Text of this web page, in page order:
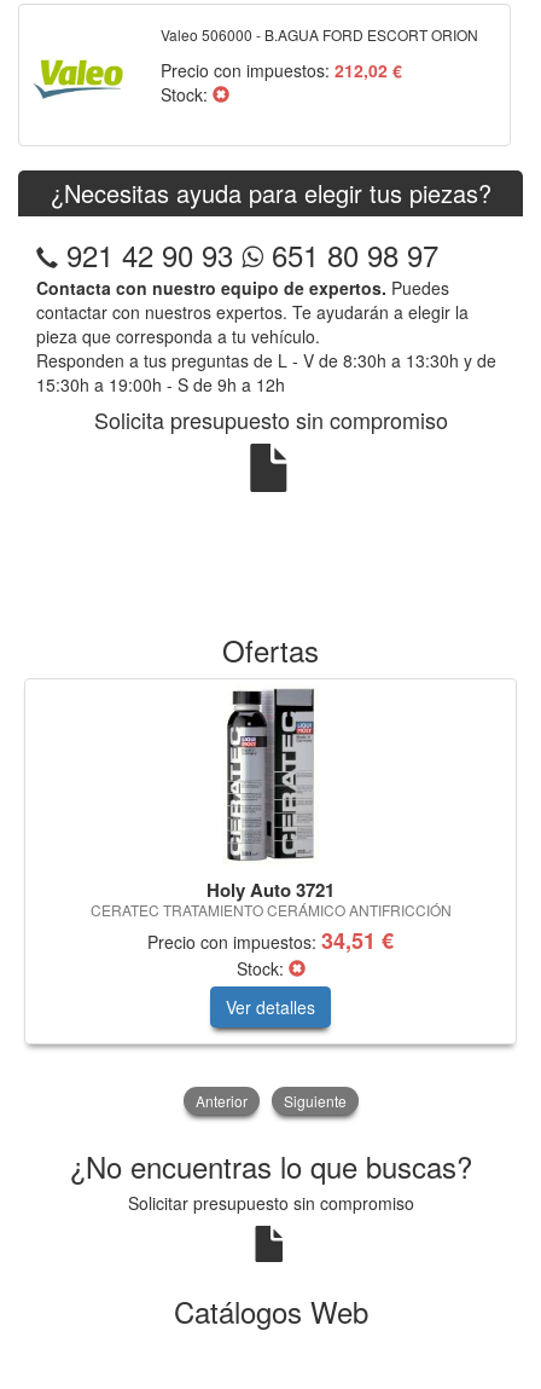
Valeo 506000 - B.AGUA FORD ESCORT ORION
Precio con impuestos: 212,02 €
Stock:
¿Necesitas ayuda para elegir tus piezas?
921 42 90 93 651 80 98 97
Contacta con nuestro equipo de expertos. Puedes
contactar con nuestros expertos. Te ayudarán a elegir la
pieza que corresponda a tu vehículo.
Responden a tus preguntas de L - V de 8:30h a 13:30h y de
15:30h a 19:00h - S de 9h a 12h
Solicita presupuesto sin compromiso
Ofertas
Holy Auto 3721
CERATEC TRATAMIENTO CERÁMICO ANTIFRICCIÓN
Precio con impuestos: 34,51 €
Stock:
Ver detalles
Anterior Siguiente
¿No encuentras lo que buscas?
Solicitar presupuesto sin compromiso
Catálogos Web